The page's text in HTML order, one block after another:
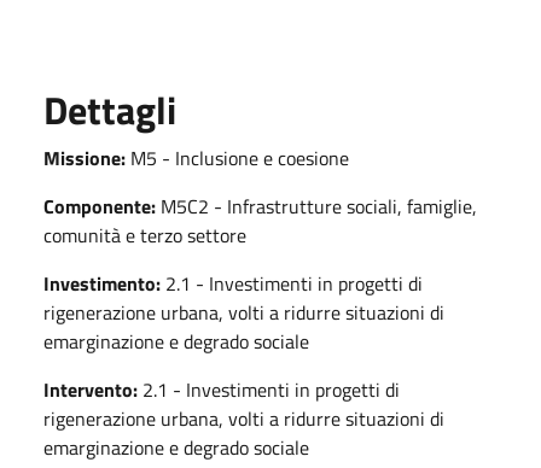
Dettagli
Missione: M5 - Inclusione e coesione
Componente: M5C2 - Infrastrutture sociali, famiglie,
comunità e terzo settore
Investimento: 2.1 - Investimenti in progetti di
rigenerazione urbana, volti a ridurre situazioni di
emarginazione e degrado sociale
Intervento: 2.1 - Investimenti in progetti di
rigenerazione urbana, volti a ridurre situazioni di
emarginazione e degrado sociale